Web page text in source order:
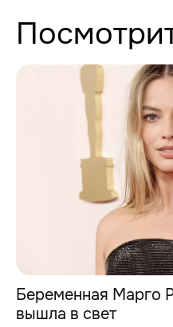
Беременная Марго
вышла в свет